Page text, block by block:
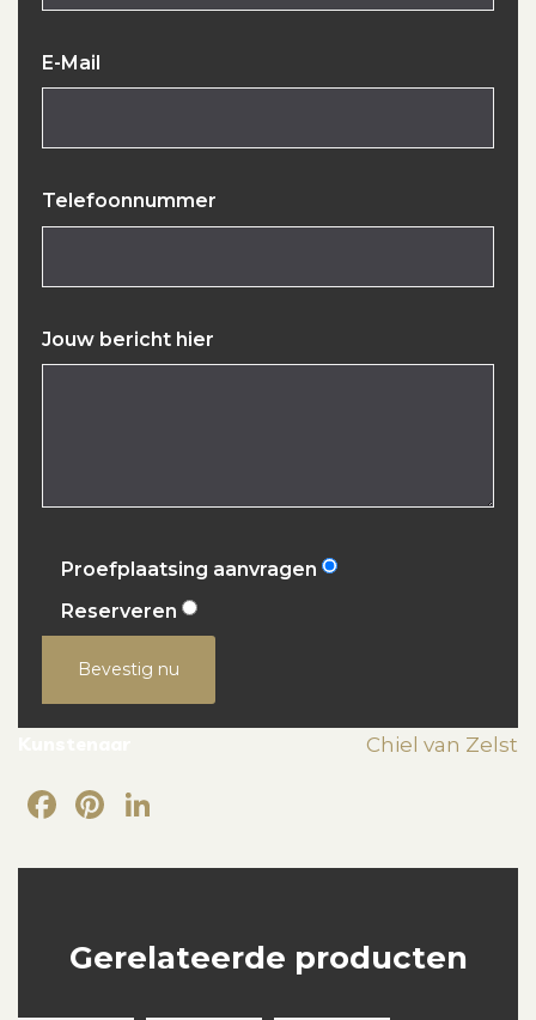
E-Mail
Telefoonnummer
Jouw bericht hier
Proefplaatsing aanvragen
Reserveren
Bevestig nu
Chiel van Zelst
Facebook
Pinterest
Gerelateerde producten